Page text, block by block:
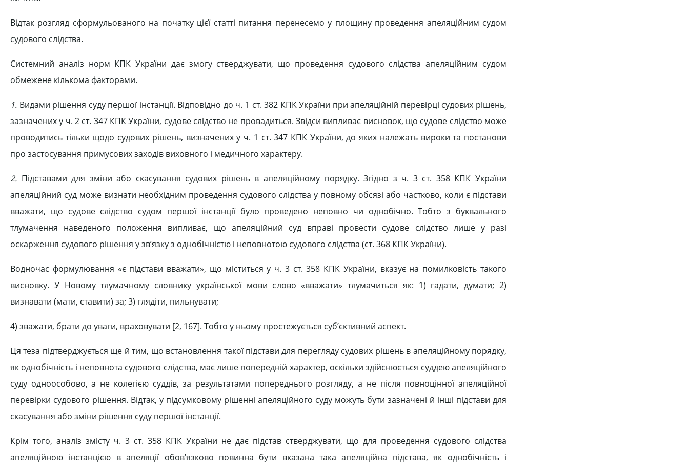
Відтак розгляд сформульованого на початку цієї статті питання перенесемо у площину проведення апеляційним судом
судового слідства.
Системний аналіз норм КПК України дає змогу стверджувати, що проведення судового слідства апеляційним судом
обмежене кількома факторами.
1. Видами рішення суду першої інстанції. Відповідно до ч. 1 ст. 382 КПК України при апеляційній перевірці судових рішень,
зазначених у ч. 2 ст. 347 КПК України, судове слідство не провадиться. Звідси випливає висновок, що судове слідство може
проводитись тільки щодо судових рішень, визначених у ч. 1 ст. 347 КПК України, до яких належать вироки та постанови
про застосування примусових заходів виховного і медичного характеру.
2. Підставами для зміни або скасування судових рішень в апеляційному порядку. Згідно з ч. 3 ст. 358 КПК України
апеляційний суд може визнати необхідним проведення судового слідства у повному обсязі або частково, коли є підстави
вважати, що судове слідство судом першої інстанції було проведено неповно чи однобічно. Тобто з буквального
тлумачення наведеного положення випливає, що апеляційний суд вправі провести судове слідство лише у разі
оскарження судового рішення у зв’язку з однобічністю і неповнотою судового слідства (ст. 368 КПК України).
Водночас формулювання «є підстави вважати», що міститься у ч. 3 ст. 358 КПК України, вказує на помилковість такого
висновку. У Новому тлумачному словнику української мови слово «вважати» тлумачиться як: 1) гадати, думати; 2)
визнавати (мати, ставити) за; 3) глядіти, пильнувати;
4) зважати, брати до уваги, враховувати [2, 167]. Тобто у ньому простежується суб’єктивний аспект.
Ця теза підтверджується ще й тим, що встановлення такої підстави для перегляду судових рішень в апеляційному порядку,
як однобічність і неповнота судового слідства, має лише попередній характер, оскільки здійснюється суддею апеляційного
суду одноособово, а не колегією суддів, за результатами попереднього розгляду, а не після повноцінної апеляційної
перевірки судового рішення. Відтак, у підсумковому рішенні апеляційного суду можуть бути зазначені й інші підстави для
скасування або зміни рішення суду першої інстанції.
Крім того, аналіз змісту ч. 3 ст. 358 КПК України не дає підстав стверджувати, що для проведення судового слідства
апеляційною інстанцією в апеляції обов’язково повинна бути вказана така апеляційна підстава, як однобічність і